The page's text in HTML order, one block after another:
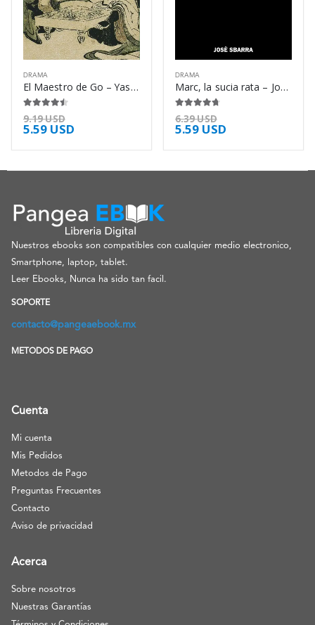
DRAMA
El Maestro de Go – Yasunari Kawabata
9.19USD
5.59 USD
DRAMA
Marc, la sucia rata – José Sbarra
6.39USD
5.59 USD
Nuestros ebooks son compatibles con cualquier medio electronico,
Smartphone, laptop, tablet.
Leer Ebooks, Nunca ha sido tan facil.
SOPORTE
contacto@pangeaebook.mx
METODOS DE PAGO
Cuenta
Mi cuenta
Mis Pedidos
Metodos de Pago
Preguntas Frecuentes
Contacto
Aviso de privacidad
Acerca
Sobre nosotros
Nuestras Garantías